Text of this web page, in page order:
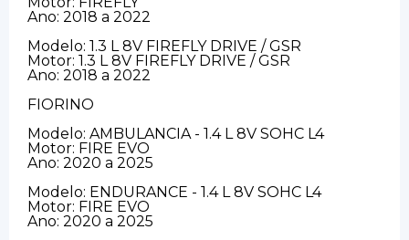
Ano: 2018 a 2022
Modelo: 1.3 L 8V FIREFLY DRIVE / GSR
Motor: 1.3 L 8V FIREFLY DRIVE / GSR
Ano: 2018 a 2022
FIORINO
Modelo: AMBULANCIA - 1.4 L 8V SOHC L4
Motor: FIRE EVO
Ano: 2020 a 2025
Modelo: ENDURANCE - 1.4 L 8V SOHC L4
Motor: FIRE EVO
Ano: 2020 a 2025